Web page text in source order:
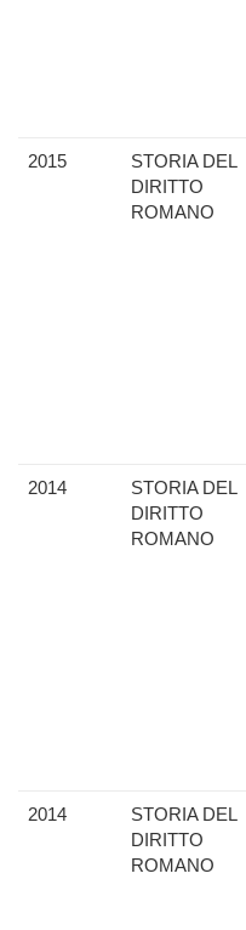
2015
STORIA DEL
DIRITTO
ROMANO
2014
STORIA DEL
DIRITTO
ROMANO
2014
STORIA DEL
DIRITTO
ROMANO